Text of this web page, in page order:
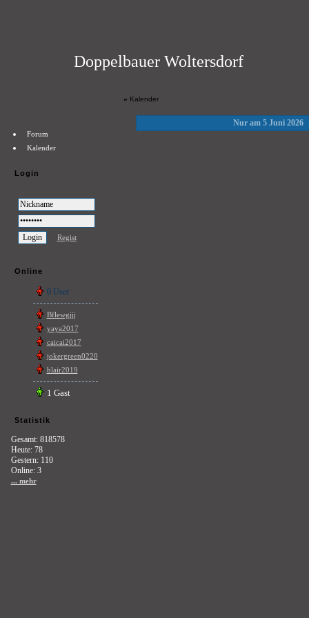
Doppelbauer Woltersdorf
» Kalender
Forum
Kalender
Login
Regist
Online
0 User
Bflewgjjj
yaya2017
caicai2017
jokergreen0220
blair2019
1 Gast
Statistik
Gesamt: 818578
Heute: 78
Gestern: 110
Online: 3
... mehr
Nur am 5 Juni 2026